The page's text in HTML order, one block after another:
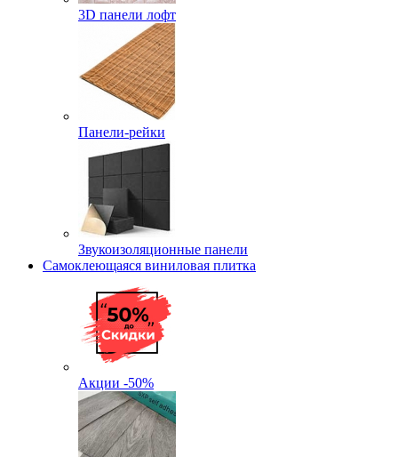
3D панели лофт
Панели-рейки
Звукоизоляционные панели
Самоклеющаяся виниловая плитка
Акции -50%